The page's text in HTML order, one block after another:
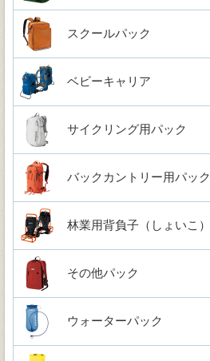
スクールパック
ベビーキャリア
サイクリング用パック
バックカントリー用パック
林業用背負子（しょいこ）
その他パック
ウォーターパック